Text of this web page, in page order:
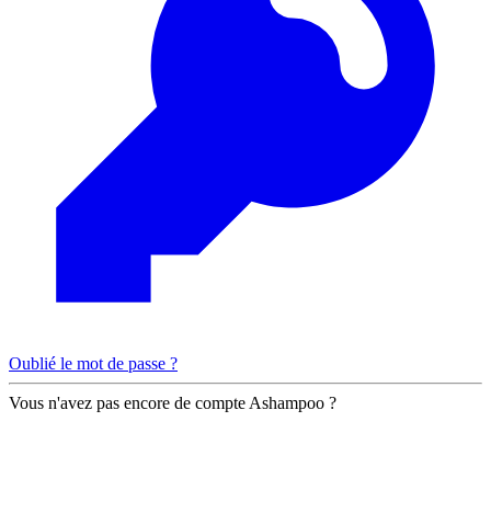
Oublié le mot de passe ?
Vous n'avez pas encore de compte Ashampoo ?